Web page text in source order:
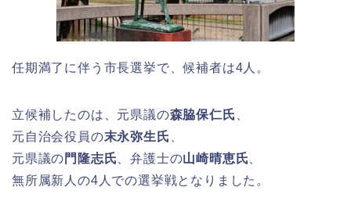
任期満了に伴う市長選挙で、候補者は4人。
立候補したのは、元県議の森脇保仁氏
元自治会役員の末永弥生氏
元県議の 門隆志氏 、弁護士の山崎晴恵氏
無所属新人の4人での選挙戦となりました。